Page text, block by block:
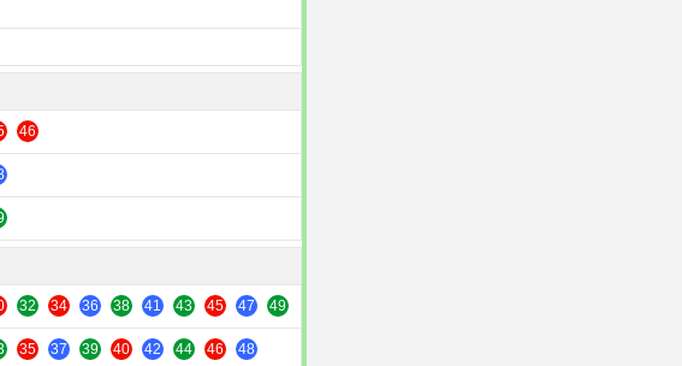
46
32 34 36 38 41 43 45 47 49
35 37 39 40 42 44 46 48